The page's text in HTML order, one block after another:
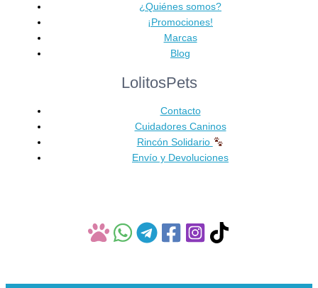
variantes.
Las
opciones
se
elegir
la
página
de
producto
¿Quiénes somos?
¡Promociones!
Marcas
Blog
LolitosPets
Contacto
Cuidadores Caninos
Rincón Solidario
Envío y Devoluciones